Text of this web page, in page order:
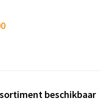
beschikbaar